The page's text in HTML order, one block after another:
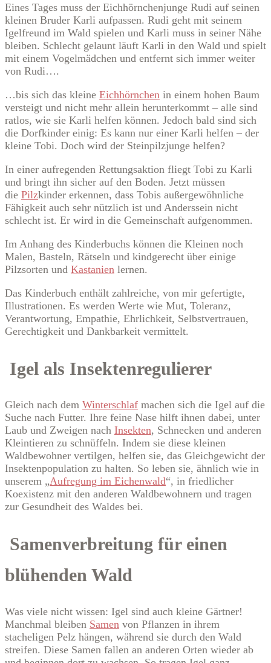
Eines Tages muss der Eichhörnchenjunge Rudi auf seinen
kleinen Bruder Karli aufpassen. Rudi geht mit seinem
Igelfreund im Wald spielen und Karli muss in seiner Nähe
bleiben. Schlecht gelaunt läuft Karli in den Wald und spielt
mit einem Vogelmädchen und entfernt sich immer weiter
von Rudi….
…bis sich das kleine Eichhörnchen in einem hohen Baum
versteigt und nicht mehr allein herunterkommt – alle sind
ratlos, wie sie Karli helfen können. Jedoch bald sind sich
die Dorfkinder einig: Es kann nur einer Karli helfen – der
kleine Tobi. Doch wird der Steinpilzjunge helfen?
In einer aufregenden Rettungsaktion fliegt Tobi zu Karli
und bringt ihn sicher auf den Boden. Jetzt müssen
die Pilzkinder erkennen, dass Tobis außergewöhnliche
Fähigkeit auch sehr nützlich ist und Anderssein nicht
schlecht ist. Er wird in die Gemeinschaft aufgenommen.
Im Anhang des Kinderbuchs können die Kleinen noch
Malen, Basteln, Rätseln und kindgerecht über einige
Pilzsorten und Kastanien lernen.
Das Kinderbuch enthält zahlreiche, von mir gefertigte,
Illustrationen. Es werden Werte wie Mut, Toleranz,
Verantwortung, Empathie, Ehrlichkeit, Selbstvertrauen,
Gerechtigkeit und Dankbarkeit vermittelt.
Igel als Insektenregulierer
Gleich nach dem Winterschlaf machen sich die Igel auf die
Suche nach Futter. Ihre feine Nase hilft ihnen dabei, unter
Laub und Zweigen nach Insekten, Schnecken und anderen
Kleintieren zu schnüffeln. Indem sie diese kleinen
Waldbewohner vertilgen, helfen sie, das Gleichgewicht der
Insektenpopulation zu halten. So leben sie, ähnlich wie in
unserem „Aufregung im Eichenwald“, in friedlicher
Koexistenz mit den anderen Waldbewohnern und tragen
zur Gesundheit des Waldes bei.
Samenverbreitung für einen
blühenden Wald
Was viele nicht wissen: Igel sind auch kleine Gärtner!
Manchmal bleiben Samen von Pflanzen in ihrem
stacheligen Pelz hängen, während sie durch den Wald
streifen. Diese Samen fallen an anderen Orten wieder ab